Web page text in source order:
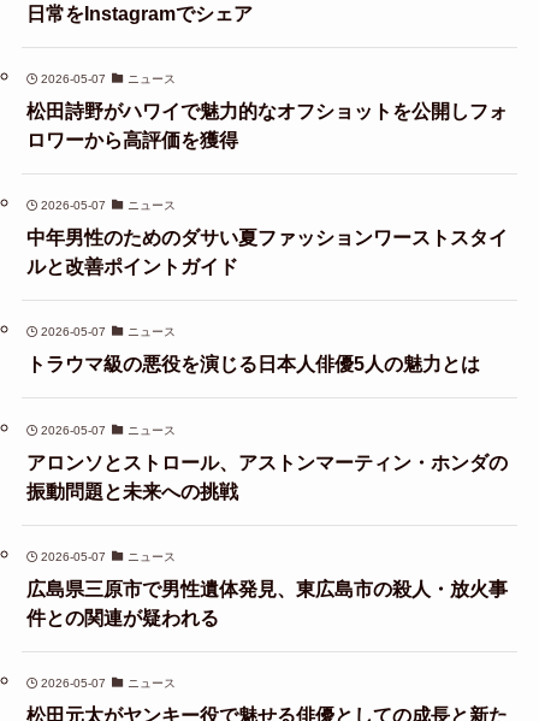
日常をInstagramでシェア
2026-05-07 ニュース
松田詩野がハワイで魅力的なオフショットを公開しフォ
ロワーから高評価を獲得
2026-05-07 ニュース
中年男性のためのダサい夏ファッションワーストスタイ
ルと改善ポイントガイド
2026-05-07 ニュース
トラウマ級の悪役を演じる日本人俳優5人の魅力とは
2026-05-07 ニュース
アロンソとストロール、アストンマーティン・ホンダの
振動問題と未来への挑戦
2026-05-07 ニュース
広島県三原市で男性遺体発見、東広島市の殺人・放火事
件との関連が疑われる
2026-05-07 ニュース
松田元太がヤンキー役で魅せる俳優としての成長と新た